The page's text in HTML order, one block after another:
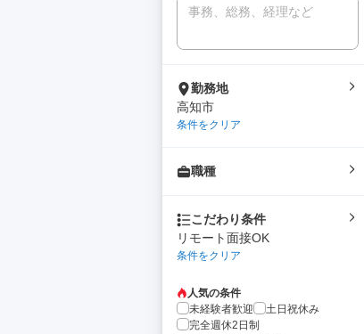
勤務地
高知市
条件をクリア
職種
こだわり条件
リモート面接OK
条件をクリア
人気の条件
未経験者歓迎
土日祝休み
完全週休2日制